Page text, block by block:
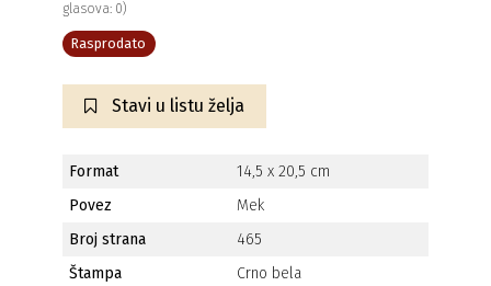
glasova: 0)
Rasprodato
Stavi u listu želja
Format
14,5 x 20,5 cm
Povez
Mek
Broj strana
465
Štampa
Crno bela